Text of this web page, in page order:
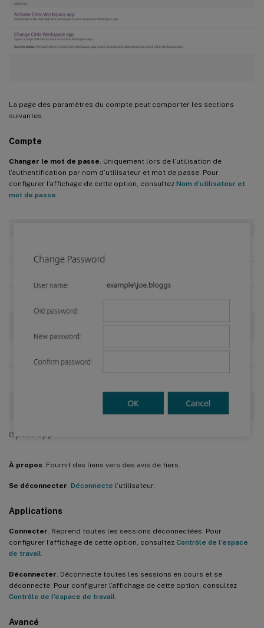
La page des paramètres du compte peut comporter les sections
suivantes.
Compte
Changer le mot de passe. Uniquement lors de l’utilisation de
l’authentification par nom d’utilisateur et mot de passe. Pour
configurer l’affichage de cette option, consultez Nom d’utilisateur et
mot de passe.
À propos. Fournit des liens vers des avis de tiers.
Se déconnecter. Déconnecte l’utilisateur.
Applications
Connecter. Reprend toutes les sessions déconnectées. Pour
configurer l’affichage de cette option, consultez Contrôle de l’espace
de travail.
Déconnecter. Déconnecte toutes les sessions en cours et se
déconnecte. Pour configurer l’affichage de cette option, consultez
Contrôle de l’espace de travail.
Avancé